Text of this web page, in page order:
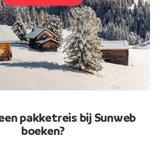
pakketreis bij Sunweb
boeken?